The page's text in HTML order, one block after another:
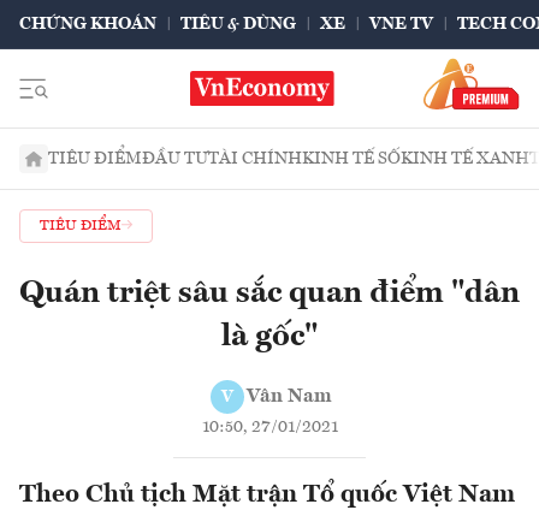
CHỨNG KHOÁN TIÊU & DÙNG XE VNE TV TECH
TIÊU ĐIỂMĐẦU TƯTÀI CHÍNHKINH TẾ SỐKINH TẾ XANH
TIÊU ĐIỂM
Quán triệt sâu sắc quan điểm "dân
là gốc"
V Vân Nam
10:50, 27/01/2021
Theo Chủ tịch Mặt trận Tổ quốc Việt Nam